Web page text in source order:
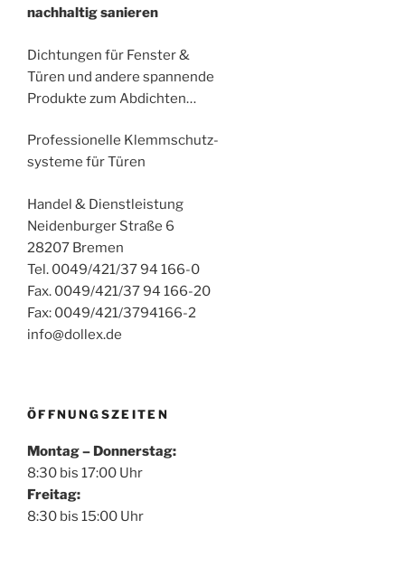
nachhaltig sanieren
Dichtungen für Fenster &
Türen und andere spannende
Produkte zum Abdichten…
Professionelle Klemmschutz-
systeme für Türen
Handel & Dienstleistung
Neidenburger Straße 6
28207 Bremen
Tel. 0049/421/37 94 166-0
Fax. 0049/421/37 94 166-20
Fax: 0049/421/3794166-2
info@dollex.de
ÖFFNUNGSZEITEN
Montag – Donnerstag:
8:30 bis 17:00 Uhr
Freitag:
8:30 bis 15:00 Uhr